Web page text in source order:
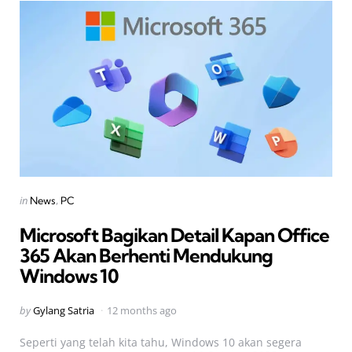
Categories
Posted
in News PC
Microsoft Bagikan Detail Kapan Office
365 Akan Berhenti Mendukung
Windows 10
Posted
byGylang Satria 12 months ago
Seperti yang telah kita tahu, Windows 10 akan segera